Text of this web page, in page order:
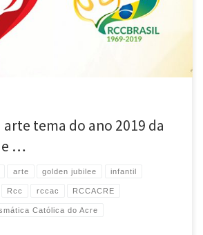
Santo que nos foi dado”, tema do ano […]
arte tema do ano 2019 da
e …
arte golden jubilee infantil
Rcc rccac RCCACRE
Católica do Acre